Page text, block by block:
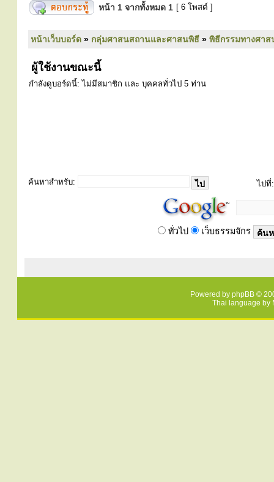
หน้า 1 จากทั้งหมด 1 [ 6 โพสต์ ]
หน้าเว็บบอร์ด » กลุ่มศาสนสถานและศาสนพิธี » พิธีกรรมทางศา
ผู้ใช้งานขณะนี้
กำลังดูบอร์ดนี้: ไม่มีสมาชิก และ บุคคลทั่วไป 5 ท่าน
ค้นหาสำหรับ: ไปที่:
ทั่วไป เว็บธรรมจักร
Powered by phpBB ©
Thai language by